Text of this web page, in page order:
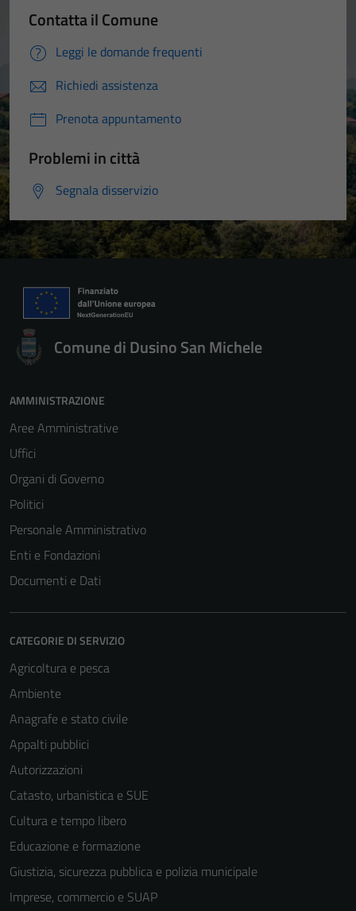
Contatta il Comune
Leggi le domande frequenti
Richiedi assistenza
Prenota appuntamento
Problemi in città
Segnala disservizio
Comune di Dusino San Michele
AMMINISTRAZIONE
Aree Amministrative
Uffici
Organi di Governo
Politici
Personale Amministrativo
Enti e Fondazioni
Documenti e Dati
CATEGORIE DI SERVIZIO
Agricoltura e pesca
Ambiente
Anagrafe e stato civile
Appalti pubblici
Autorizzazioni
Catasto, urbanistica e SUE
Cultura e tempo libero
Educazione e formazione
Giustizia, sicurezza pubblica e polizia municipale
Imprese, commercio e SUAP